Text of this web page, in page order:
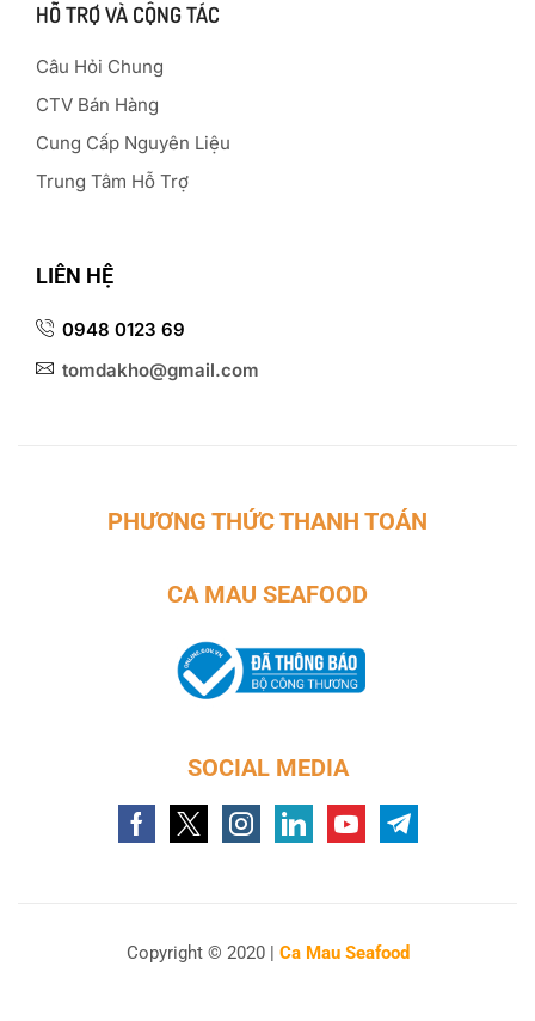
HỖ TRỢ VÀ CỘNG TÁC
Câu Hỏi Chung
CTV Bán Hàng
Cung Cấp Nguyên Liệu
Trung Tâm Hỗ Trợ
LIÊN HỆ
0948 0123 69
tomdakho@gmail.com
PHƯƠNG THỨC THANH TOÁN
CA MAU SEAFOOD
SOCIAL MEDIA
Copyright © 2020 | Ca Mau Seafood